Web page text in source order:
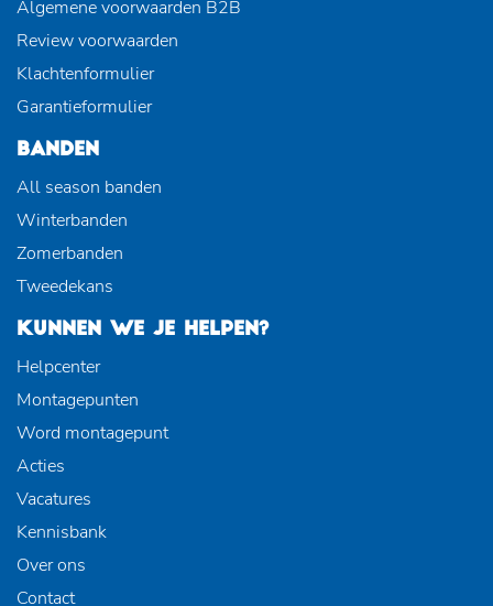
Algemene voorwaarden B2B
Review voorwaarden
Klachtenformulier
Garantieformulier
BANDEN
All season banden
Winterbanden
Zomerbanden
Tweedekans
KUNNEN WE JE HELPEN?
Helpcenter
Montagepunten
Word montagepunt
Acties
Vacatures
Kennisbank
Over ons
Contact